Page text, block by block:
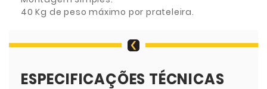
40 Kg de peso máximo por prateleira.
ESPECIFICAÇÕES TÉCNICAS